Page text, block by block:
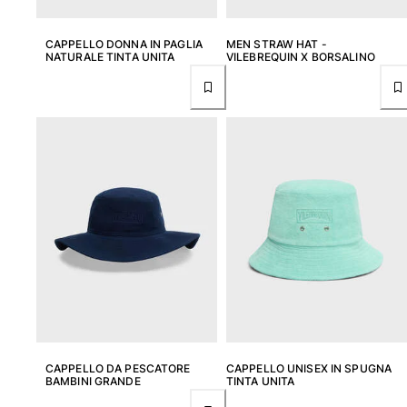
Costumi Interi
Abbigliamento
Tute
Neonato
CAPPELLO DONNA IN PAGLIA
NATURALE TINTA UNITA
MEN STRAW HAT -
VILEBREQUIN X BORSALINO
CAPPELLO DA PESCATORE
BAMBINI GRANDE
CAPPELLO UNISEX IN SPUGNA
TINTA UNITA